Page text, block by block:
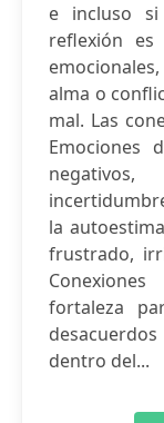
e incluso
reflexión es
alma o
mal. Las
Emociones
la
frustrado,
fortaleza
dentro del...